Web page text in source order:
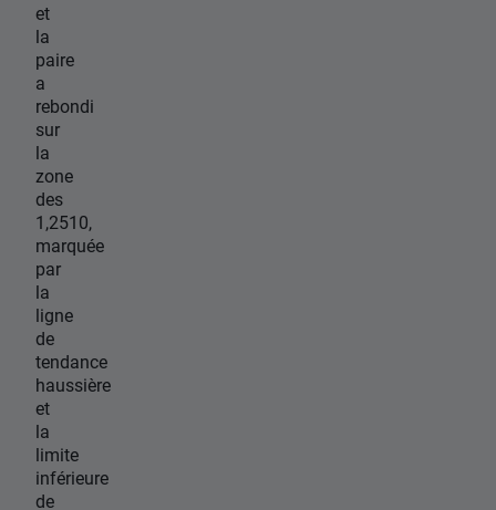
et
la
paire
a
rebondi
sur
la
zone
des
1,2510,
marquée
par
la
ligne
de
tendance
haussière
et
la
limite
inférieure
de